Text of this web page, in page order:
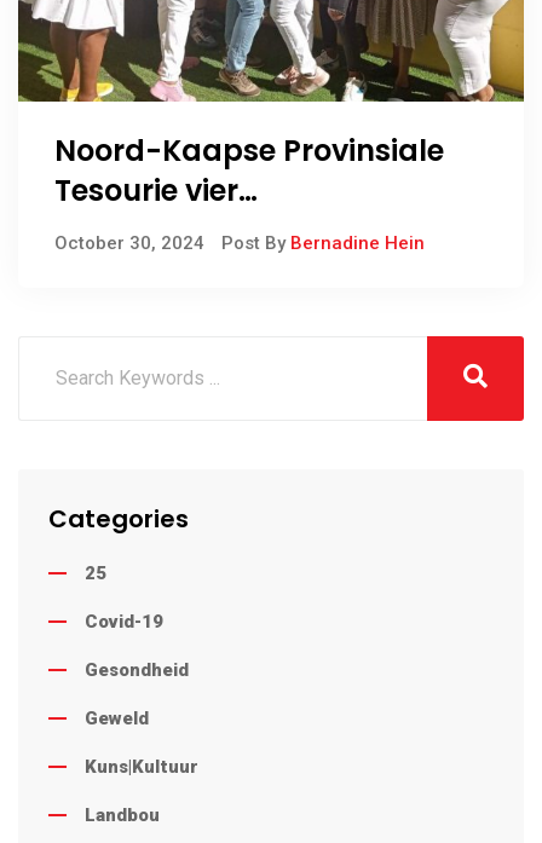
Noord-Kaapse Provinsiale
Tesourie vier
Borskankerbewusmakingsm
October 30, 2024 Post By Bernadine Hein
Categories
25
Covid-19
Gesondheid
Geweld
Kuns|Kultuur
Landbou